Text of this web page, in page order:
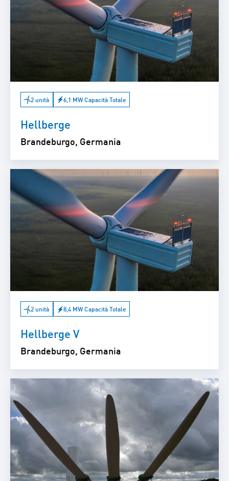
2 unità 6,1 MW Capacità Totale
Hellberge
Brandeburgo, Germania
2 unità 8,4 MW Capacità Totale
Hellberge V
Brandeburgo, Germania